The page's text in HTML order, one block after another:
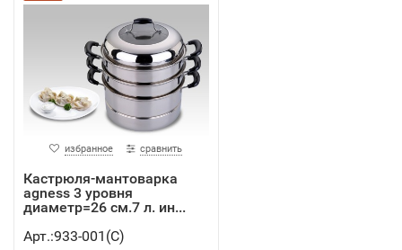
избранное сравнить
Кастрюля-мантоварка
agness 3 уровня
диаметр=26 см.7 л. ин...
Арт.:933-001(C)